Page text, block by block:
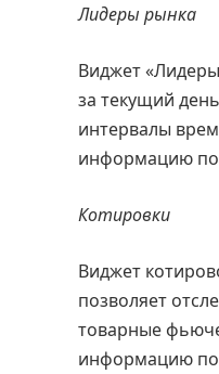
Лидеры рынка
Виджет
за текущий
интервалы
информацию по
Котировки
Виджет
позволяет
товарные
информацию по